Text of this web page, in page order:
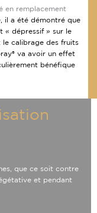
en remplacement
il a été démontré que
« dépressif » sur le
calibrage des fruits
va avoir un effet
bénéfique
que ce soit contre
et pendant